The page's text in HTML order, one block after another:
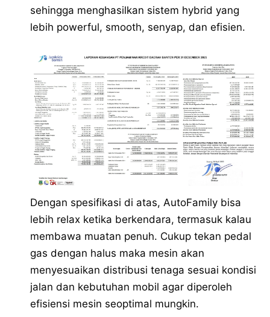
sehingga menghasilkan sistem hybrid yang
lebih powerful, smooth, senyap, dan efisien.
Dengan spesifikasi di atas, AutoFamily bisa
lebih relax ketika berkendara, termasuk kalau
membawa muatan penuh. Cukup tekan pedal
gas dengan halus maka mesin akan
menyesuaikan distribusi tenaga sesuai kondisi
jalan dan kebutuhan mobil agar diperoleh
efisiensi mesin seoptimal mungkin.